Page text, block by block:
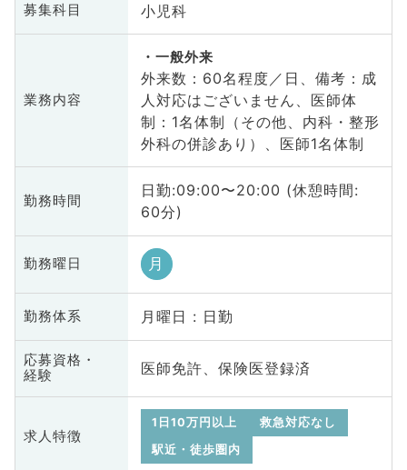
募集科目 小児科
業務内容
一般外来
外来数：60名程度／日、備考：成
人対応はございません、医師体
制：1名体制（その他、内科・整形
外科の併診あり）、医師1名体制
勤務時間
日勤:09:00〜20:00 (休憩時間:
60分)
勤務曜日 月
勤務体系 月曜日 : 日勤
応募資格・
経験
医師免許、保険医登録済
求人特徴
1日10万円以上
救急対応なし
駅近・徒歩圏内